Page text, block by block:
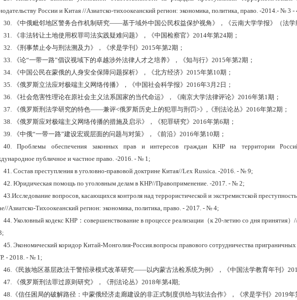
России и Китая //Азиатско-тихоокеанский регион: экономика, политика, право. -2014.- № 3 -
30.
《中俄毗邻地区警务合作机制研究——基于域外中国公民权益保护视角》，《云南大学学报》（法学
31.
《非法转让土地使用权罪司法实践疑难问题》，《中国检察官》 2014年第24期；
32.
《刑事禁止令与刑法溯及力》，《求是学刊》 2015年第2期；
33.
《论“一带一路”倡议视域下的卓越涉外法律人才之培养》，《知与行》2015年第2期；
34.
《中国公民在蒙俄的人身安全保障问题探析》，《北方经济》 2015年第10期；
35.
《俄罗斯立法应对极端主义网络传播》，《中国社会科学报》 2016年3月2日；
36.
《社会危害性理论在原社会主义法系国家的当代命运》，《南京大学法律评论》 2016年第1期；
37.
《俄罗斯刑法学研究的特色——兼评<俄罗斯历史上的犯罪与刑罚>》,《刑法论丛》2016年第2期；
38.
《俄罗斯应对极端主义网络传播的措施及启示》，《犯罪研究》 2016年第6期；
39.
《中俄“一带一路”建设宏观层面的问题与对策》，《前沿》2016年第10期；
40.Проблемы обеспечения законных прав и интересов граждан КНР на территории
публичное и частное право. -2016. - № 1;
41. Состав преступления в уголовно-правовой доктрине Китая//Lex Russica. -2016. - № 9;
42. Юридическая помощь по уголовным делам в КНР//Правоприменение. -2017. - № 2;
43. Исследование вопросов, касающихся контроля над террористической и экстремистской
Азиатско-Тихоокеанский регион: экономика, политика, право. - 2017. - № 4;
44. Уколовный кодекс КНР： совершенствование в процессе реализации（к 20-летию со дня принятия）
45. Экономический коридор Китай-Монголия-Россия.вопросы правового сотрудничества
. - 2018. - № 1;
46.
《民族地区基层政法干警招录模式改革研究——以内蒙古法检系统为例》，《中国法学教育年刊》
47. 《俄罗斯刑法罪过原则研究》，《刑法论丛》 2018年第4期;
48.《信任困局的破解路径：中蒙俄经济走廊建设的非正式制度供给与软法合作》，《求是学刊》 2019年